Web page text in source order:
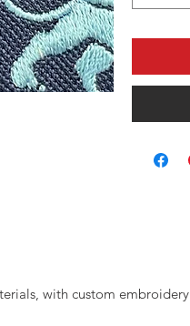
with custom embroidery